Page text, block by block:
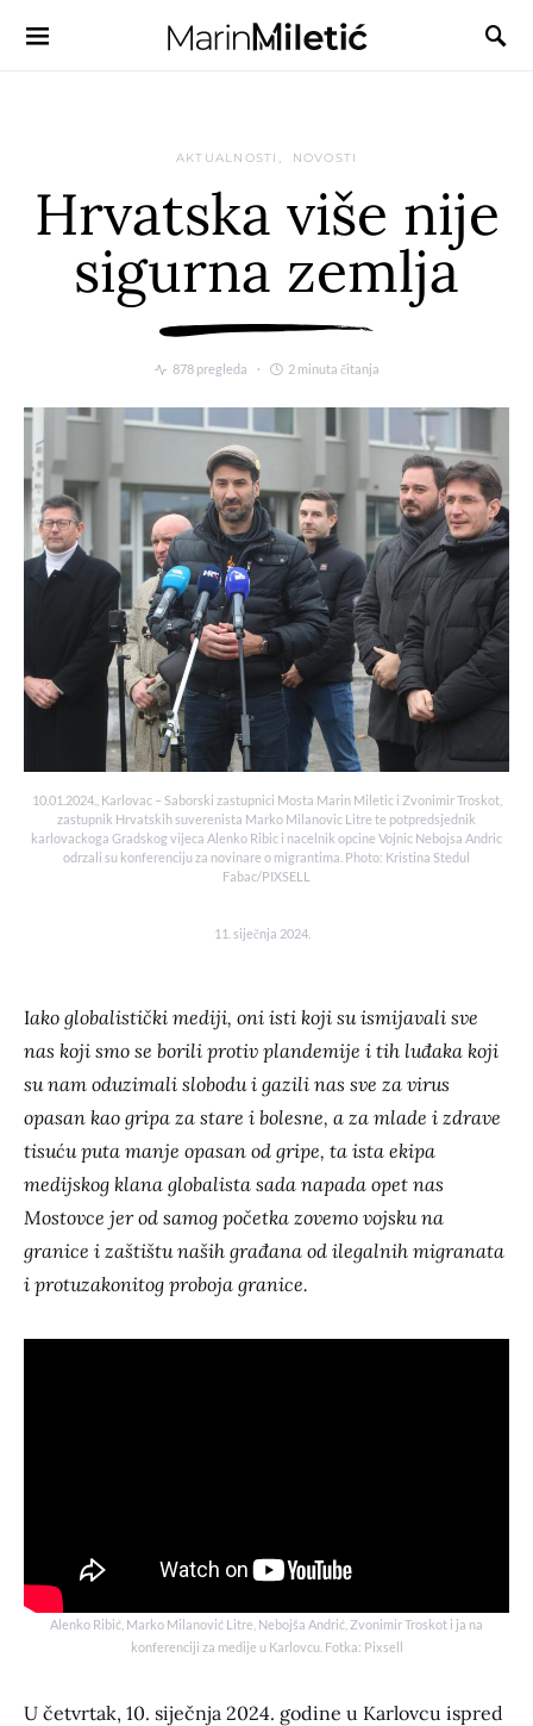
AKTUALNOSTI NOVOSTI
Hrvatska više nije
sigurna zemlja
878 pregleda 2 minuta čitanja
10.01.2024., Karlovac – Saborski zastupnici Mosta Marin Miletic i Zvonimir Troskot,
zastupnik Hrvatskih suverenista Marko Milanovic Litre te potpredsjednik
karlovackoga Gradskog vijeca Alenko Ribic i nacelnik opcine Vojnic Nebojsa Andric
odrzali su konferenciju za novinare o migrantima. Photo: Kristina Stedul
Fabac/PIXSELL
11. siječnja 2024.
Iako globalistički mediji, oni isti koji su ismijavali sve
nas koji smo se borili protiv plandemije i tih luđaka koji
su nam oduzimali slobodu i gazili nas sve za virus
opasan kao gripa za stare i bolesne, a za mlade i zdrave
tisuću puta manje opasan od gripe, ta ista ekipa
medijskog klana globalista sada napada opet nas
Mostovce jer od samog početka zovemo vojsku na
granice i zaštištu naših građana od ilegalnih migranata
i protuzakonitog proboja granice.
Alenko Ribić, Marko Milanović Litre, Nebojša Andrić, Zvonimir Troskot i ja na
konferenciji za medije u Karlovcu. Fotka: Pixsell
U četvrtak, 10. siječnja 2024. godine u Karlovcu ispred